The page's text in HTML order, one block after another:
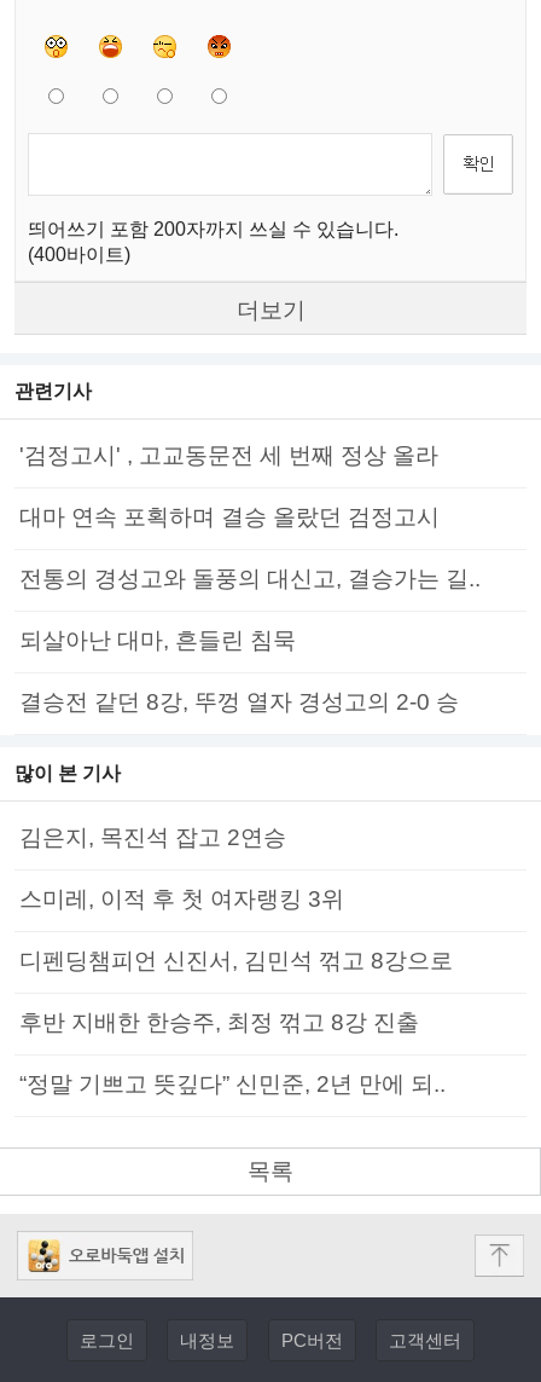
띄어쓰기 포함 200자까지 쓰실 수 있습니다.
(400바이트)
더보기
관련기사
'검정고시' , 고교동문전 세 번째 정상 올라
대마 연속 포획하며 결승 올랐던 검정고시
전통의 경성고와 돌풍의 대신고, 결승가는 길..
되살아난 대마, 흔들린 침묵
결승전 같던 8강, 뚜껑 열자 경성고의 2-0 승
많이 본 기사
김은지, 목진석 잡고 2연승
스미레, 이적 후 첫 여자랭킹 3위
디펜딩챔피언 신진서, 김민석 꺾고 8강으로
후반 지배한 한승주, 최정 꺾고 8강 진출
“정말 기쁘고 뜻깊다” 신민준, 2년 만에 되..
목록
로그인 내정보 PC버전 고객센터